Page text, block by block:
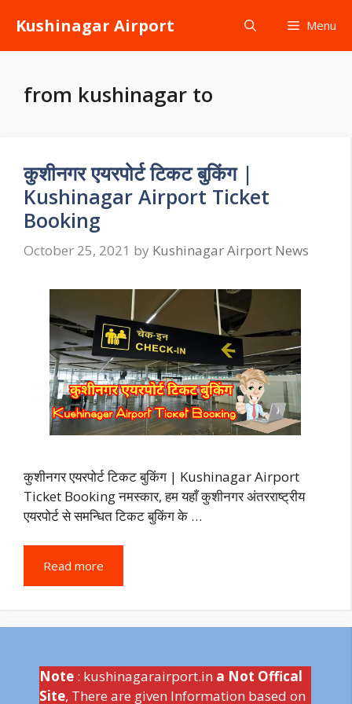
content
Kushinagar Airport Menu
from kushinagar to
कुशीनगर एयरपोर्ट टिकट बुकिंग |
Kushinagar Airport Ticket
Booking
October 25, 2021 by Kushinagar Airport News
कुशीनगर एयरपोर्ट टिकट बुकिंग | Kushinagar Airport
Ticket Booking नमस्कार, हम यहाँ कुशीनगर अंतरराष्ट्रीय
एयरपोर्ट से समन्धित टिकट बुकिंग के …
Read more
Note : kushinagarairport.in a Not Offical
Site, There are given Information based on